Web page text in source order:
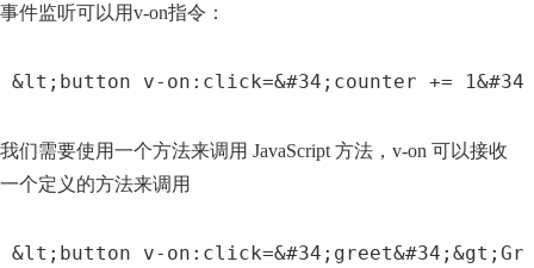
事件监听可以用v-on指令：
&lt;button v-on:click=&#34;counter +=
我们需要使用一个方法来调用 JavaScript 方法，v-on 可以接收
一个定义的方法来调用
&lt;button v-